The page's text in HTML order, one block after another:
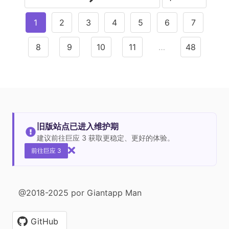
1 2 3 4 5 6 7
8 9 10 11 … 48
旧版站点已进入维护期
建议前往巨应 3 获取更稳定、更好的体验。
前往巨应 3
@2018-2025 por Giantapp Man
GitHub